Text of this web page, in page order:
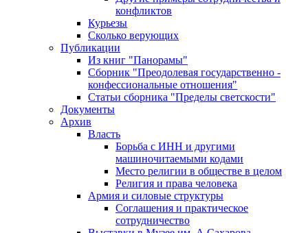
конфликтов
Курьезы
Сколько верующих
Публикации
Из книг "Панорамы"
Сборник "Преодолевая государственно -
конфессиональные отношения"
Статьи сборника "Пределы светскости"
Документы
Архив
Власть
Борьба с ИНН и другими
машиночитаемыми кодами
Место религии в обществе в целом
Религия и права человека
Армия и силовые структуры
Соглашения и практическое
сотрудничество